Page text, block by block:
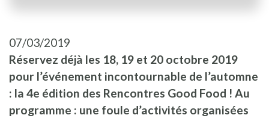
07/03/2019
Réservez déjà les 18, 19 et 20 octobre 2019
pour l’événement incontournable de l’automne
: la 4e édition des Rencontres Good Food ! Au
programme : une foule d’activités organisées